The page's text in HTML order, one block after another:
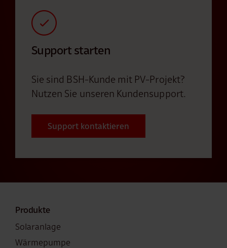
Support starten
Sie sind BSH-Kunde mit PV-Projekt?
Nutzen Sie unseren Kundensupport.
Support kontaktieren
Produkte
Solaranlage
Wärmepumpe